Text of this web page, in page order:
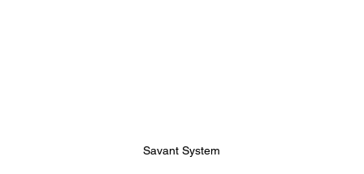
Savant System